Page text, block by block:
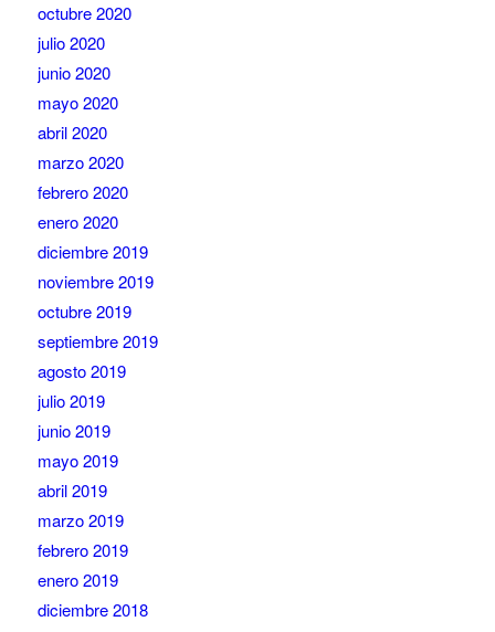
octubre 2020
julio 2020
junio 2020
mayo 2020
abril 2020
marzo 2020
febrero 2020
enero 2020
diciembre 2019
noviembre 2019
octubre 2019
septiembre 2019
agosto 2019
julio 2019
junio 2019
mayo 2019
abril 2019
marzo 2019
febrero 2019
enero 2019
diciembre 2018